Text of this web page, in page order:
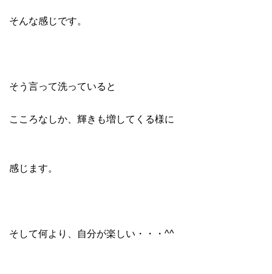
そんな感じです。
そう言って洗っていると
こころなしか、輝きも増してくる様に
感じます。
そして何より、自分が楽しい・・・^^